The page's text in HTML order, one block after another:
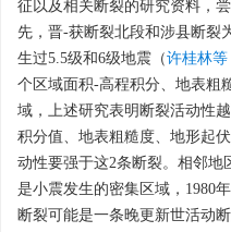
征以及相关断裂的研究资料，
先，晋-获断裂北段和涉县断裂
生过5.5级和6级地震（许桂林等
个区域面积-高程积分、地表粗
域，上述研究表明断裂活动性
积分值、地表粗糙度、地形起
动性要强于这2条断裂。相邻
是小震发生的密集区域，1980
断裂可能是一条晚更新世活动